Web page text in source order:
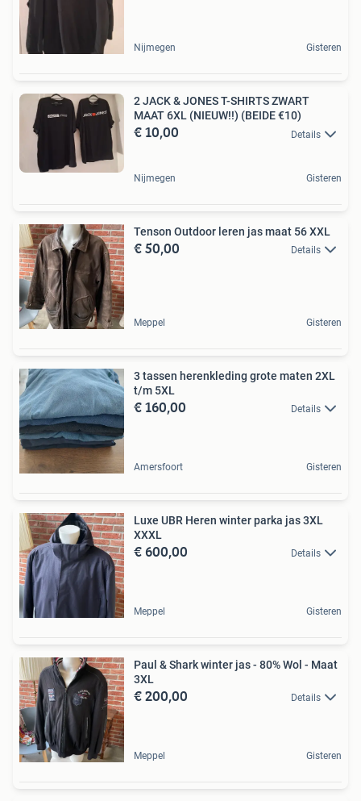
Nijmegen Gisteren
2 JACK & JONES T-SHIRTS ZWART
MAAT 6XL (NIEUW!!) (BEIDE €10)
€ 10,00 Details
Nijmegen Gisteren
Tenson Outdoor leren jas maat 56 XXL
€ 50,00 Details
Meppel Gisteren
3 tassen herenkleding grote maten 2XL
t/m 5XL
€ 160,00 Details
Amersfoort Gisteren
Luxe UBR Heren winter parka jas 3XL
XXXL
€ 600,00 Details
Meppel Gisteren
Paul & Shark winter jas - 80% Wol - Maat
3XL
€ 200,00 Details
Meppel Gisteren